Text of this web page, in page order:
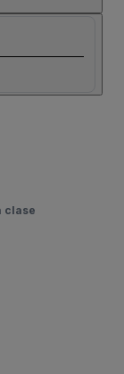
clase